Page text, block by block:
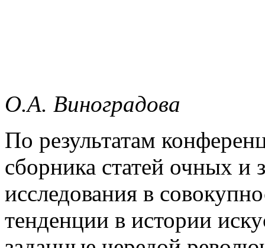
О.А. Виноградова
По результатам
сборника статей очных и
исследования в
тенденции в истории